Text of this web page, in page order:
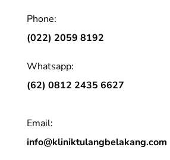
Phone:
(022) 2059 8192
Whatsapp:
(62) 0812 2435 6627
Email:
info@kliniktulangbelakang.com